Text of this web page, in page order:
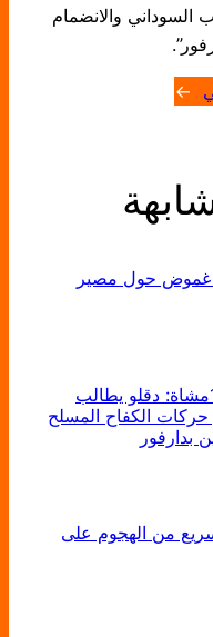
السوداني والانضمام
→
غموض حول مصير
بعد إعلان السيطرة علي الفرقة 16مشاة: دقلو يطالب
حركات الكفاح المسلح
بدارفور
من الهجوم على